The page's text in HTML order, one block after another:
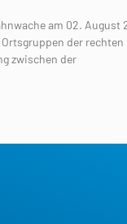
am 02.
der rechten
zwischen der